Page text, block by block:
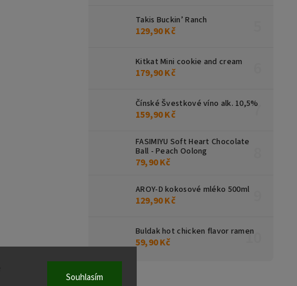
Souhlasím
Takis Buckin’ Ranch
129,90 Kč
Kitkat Mini cookie and cream
179,90 Kč
Čínské Švestkové víno alk. 10,5%
159,90 Kč
FASIMIYU Soft Heart Chocolate
Ball - Peach Oolong
79,90 Kč
AROY-D kokosové mléko 500ml
129,90 Kč
Buldak hot chicken flavor ramen
59,90 Kč